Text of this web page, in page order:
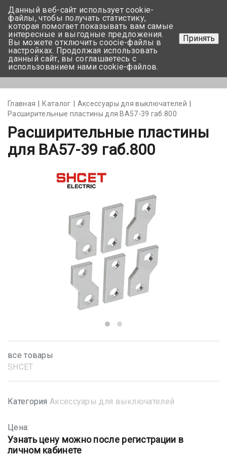
+375 17-350-99-56
+375 44-752-82-08
Задать вопрос
Главная Каталог
Аксессуары для выключателей
Расширительные пластины для ВА57-39 габ.800
Расширительные пластины
для ВА57-39 габ.800
все товары
SHСET
Категория Аксессуары для выключателей
Цена:
Узнать цену можно после регистрации в
личном кабинете
Данный веб-сайт использует cookie-
файлы, чтобы получать статистику,
которая помогает показывать вам самые
интересные и выгодные предложения.
Вы можете отключить coocie-файлы в
настройках. Продолжая использовать
данный сайт, вы соглашаетесь с
использованием нами cookie-файлов.
Принять